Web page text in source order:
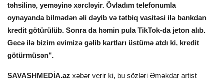
təhsilinə, yeməyinə xərcləyir. Övladım telefonumla
oynayanda bilmədən əli dəyib və tətbiq vasitəsi ilə bankdan
kredit götürülüb. Sonra da həmin pula TikTok-da jeton alıb.
Gecə ilə bizim evimizə gəlib kartları üstümə atdı ki, kredit
götürmüsən".
SAVASHMEDİA.az xəbər verir ki, bu sözləri Əməkdar artist